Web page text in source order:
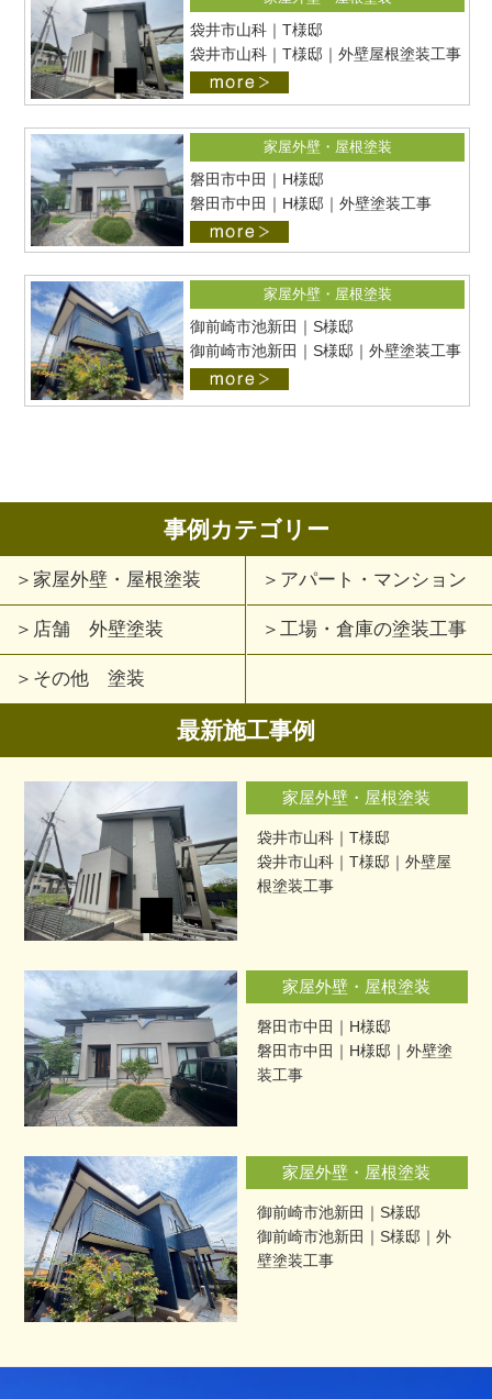
袋井市山科｜T様邸
袋井市山科｜T様邸｜外壁屋根塗装工事
家屋外壁・屋根塗装
磐田市中田｜H様邸
磐田市中田｜H様邸｜外壁塗装工事
家屋外壁・屋根塗装
御前崎市池新田｜S様邸
御前崎市池新田｜S様邸｜外壁塗装工事
事例カテゴリー
家屋外壁・屋根塗装 アパート・マンション
店舗 外壁塗装 工場・倉庫の塗装工事
その他 塗装
最新施工事例
家屋外壁・屋根塗装
袋井市山科｜T様邸
袋井市山科｜T様邸｜外壁屋
根塗装工事
家屋外壁・屋根塗装
磐田市中田｜H様邸
磐田市中田｜H様邸｜外壁塗
装工事
家屋外壁・屋根塗装
御前崎市池新田｜S様邸
御前崎市池新田｜S様邸｜外
壁塗装工事